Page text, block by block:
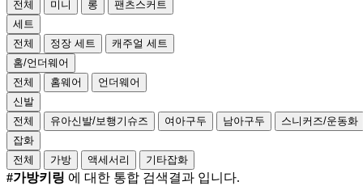
전체
미니 롱
팬츠스커트
세트
전체
정장 세트
캐주얼 세트
홈/언더웨어
전체
홈웨어
언더웨어
신발
전체
유아신발/보행기슈즈 여아구두 남아구두 스니커즈/운동화
잡화
전체
가방 액세서리 기타잡화
#가방키링 에 대한 통합 검색결과 입니다.